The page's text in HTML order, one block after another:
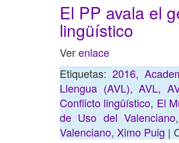
El PP avala el
lingüístico
Verenlace
Etiquetas:2016,
Llengua (AVL),AVL,
Conflicto lingüístico, El
de Uso del Valenciano,
Valenciano, Ximo Puig |